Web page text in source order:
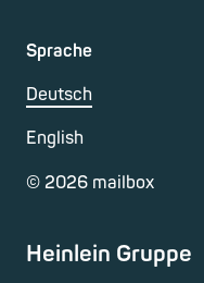
Sprache
Deutsch
English
© 2026 mailbox
Heinlein Gruppe